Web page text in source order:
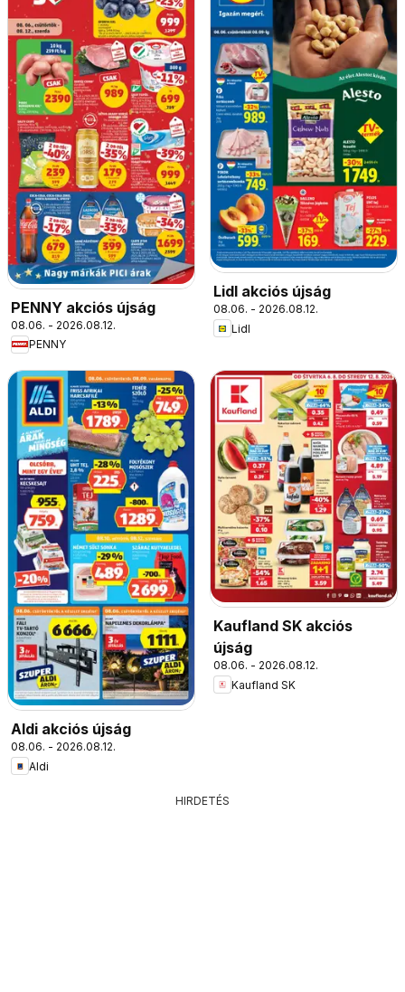
PENNY akciós újság
08.06. - 2026.08.12.
PENNY
Lidl akciós újság
08.06. - 2026.08.12.
Lidl
Aldi akciós újság
08.06. - 2026.08.12.
Aldi
Kaufland SK akciós
újság
08.06. - 2026.08.12.
Kaufland SK
HIRDETÉS